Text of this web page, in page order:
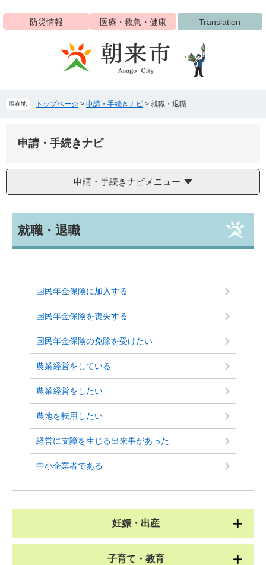
ジ
ュ
防災情報 医療・救急・健康 Translation
現在地 トップページ > 申請・手続きナビ > 就職・退職
申請・手続きナビ
申請・手続きナビメニュー
文就職・退職
国民年金保険に加入する
国民年金保険を喪失する
国民年金保険の免除を受けたい
農業経営をしている
農業経営をしたい
農地を転用したい
経営に支障を生じる出来事があった
中小企業者である
妊娠・出産
子育て・教育